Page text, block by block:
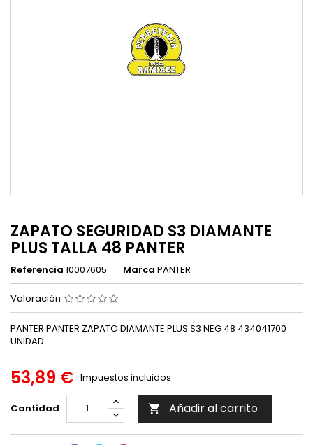
ZAPATO SEGURIDAD S3 DIAMANTE
PLUS TALLA 48 PANTER
Referencia 10007605 Marca PANTER
Valoración
PANTER PANTER ZAPATO DIAMANTE PLUS S3 NEG 48 434041700
UNIDAD
53,89 € Impuestos incluidos
Cantidad  Añadir al carrito